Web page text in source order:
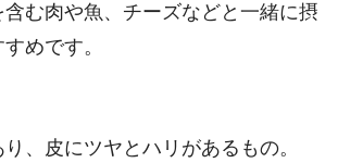
む肉や魚、チーズなどと一緒に摂
めです。
、皮にツヤとハリがあるもの。